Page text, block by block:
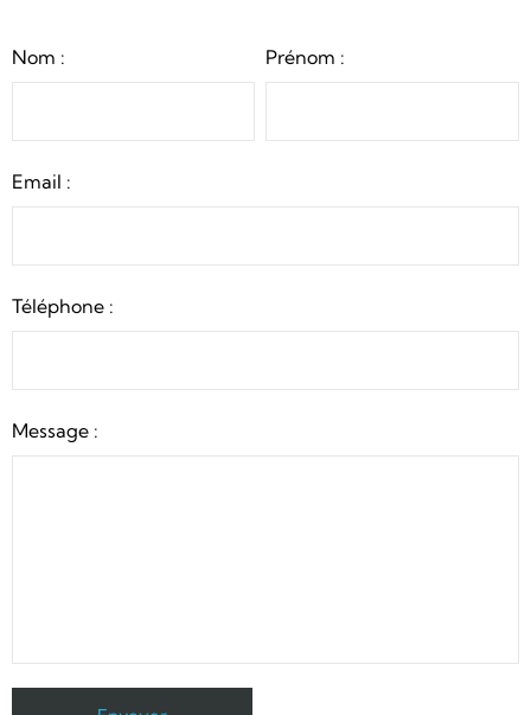
Nom : Prénom :
Email :
Téléphone :
Message :